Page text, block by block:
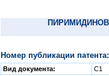
Номер публикации патента:
Вид документа:
C1